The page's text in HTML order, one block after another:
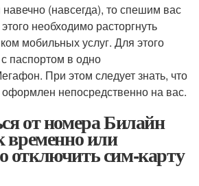
(навсегда), то спешим вас
необходимо расторгнуть
мобильных услуг. Для этого
паспортом в одно
При этом следует знать, что
непосредственно на вас.
от номера Билайн
временно или
отключить сим-карту